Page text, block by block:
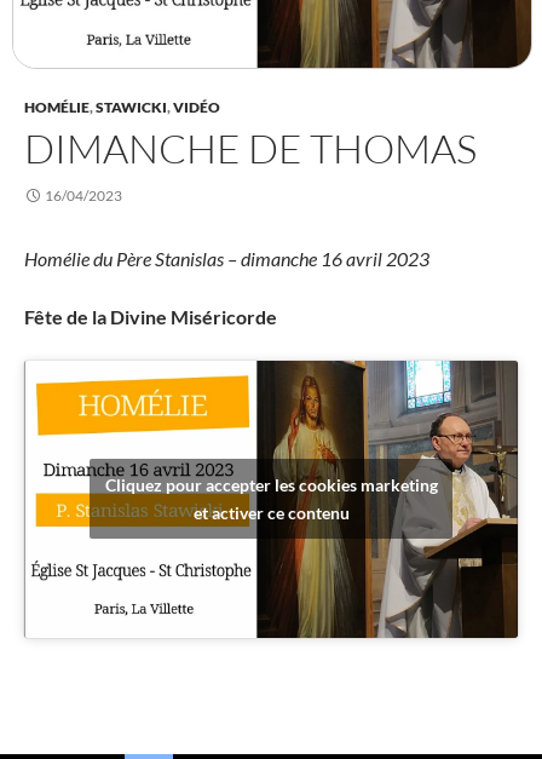
HOMÉLIE,STAWICKI,VIDÉO
DIMANCHE DE THOMAS
16/04/2023
Homélie du Père Stanislas – dimanche 16 avril 2023
Fête de la Divine Miséricorde
Cliquez pour accepter les cookies marketing
et activer ce contenu